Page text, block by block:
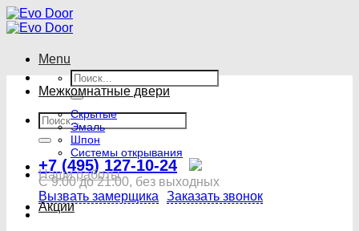
Skip
to
Menu
Искать:
Искать:
+7 (495) 127-10-24
С 9:00 до 21:00, без выходных
Вызвать замерщика
Заказать звонок
Межкомнатные двери
Скрытые
Эмаль
Шпон
Системы открывания
Наши работы
Акции